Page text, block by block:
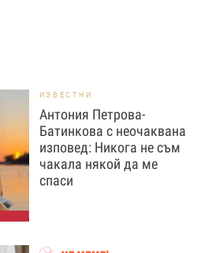
ИЗВЕСТНИ
Антония Петрова-
Батинкова с неочаквана
изповед: Никога не съм
чакала някой да ме
спаси